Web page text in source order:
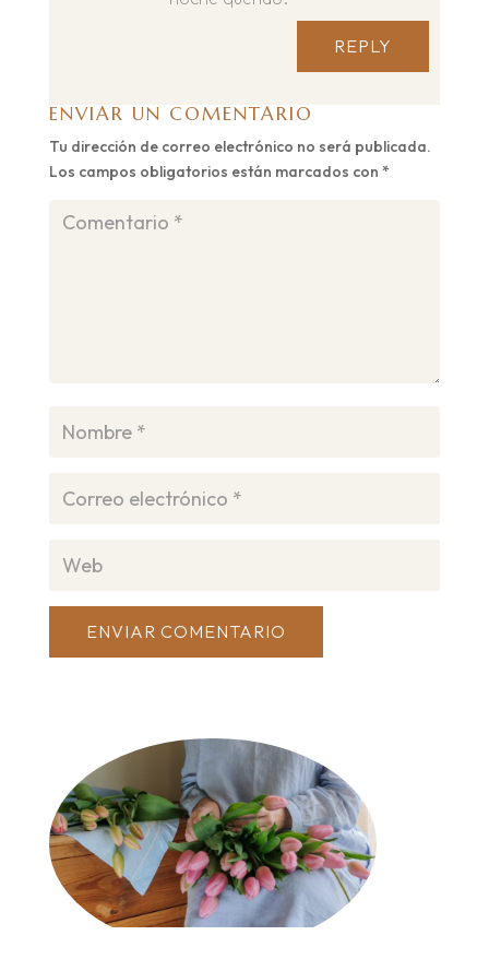
REPLY
ENVIAR UN COMENTARIO
Tu dirección de correo electrónico no será publicada.
Los campos obligatorios están marcados con *
ENVIAR COMENTARIO